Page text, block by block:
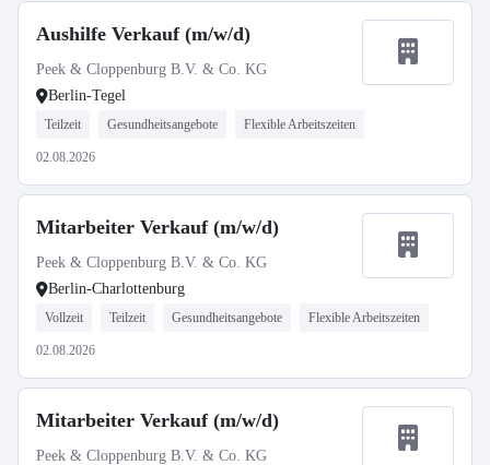
Aushilfe Verkauf (m/w/d)
Peek & Cloppenburg B.V. & Co. KG
Berlin-Tegel
Teilzeit Gesundheitsangebote Flexible Arbeitszeiten
02.08.2026
Mitarbeiter Verkauf (m/w/d)
Peek & Cloppenburg B.V. & Co. KG
Berlin-Charlottenburg
Vollzeit Teilzeit Gesundheitsangebote Flexible Arbeitszeiten
02.08.2026
Mitarbeiter Verkauf (m/w/d)
Peek & Cloppenburg B.V. & Co. KG